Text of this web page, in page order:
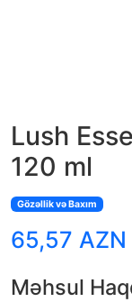
Lush
120 ml
Gözəllik və Baxım
65,57 AZN
Məhsul